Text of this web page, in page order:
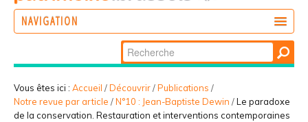
NAVIGATION
PARTICIPER
Chercher par
Recherche
avancée…
Vous êtes ici : Accueil /Découvrir/Publications /
Notre revue par article /N°10 : Jean-Baptiste Dewin /Le paradoxe
de la conservation. Restauration et interventions contemporaines